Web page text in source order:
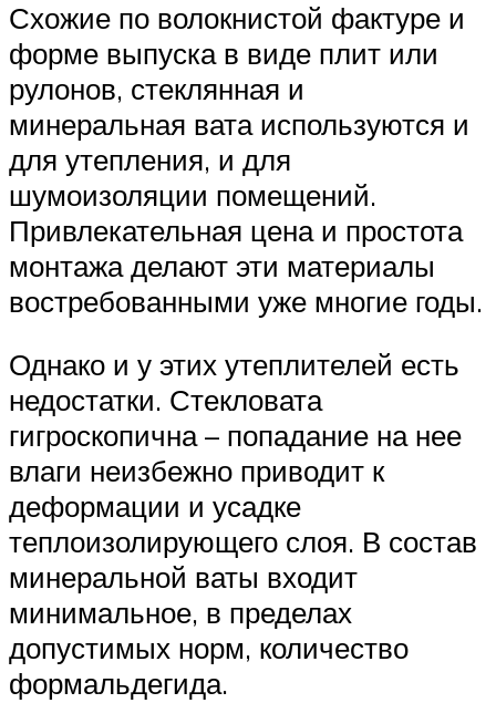
Схожие по волокнистой фактуре и
форме выпуска в виде плит или
рулонов, стеклянная и
минеральная вата используются и
для утепления, и для
шумоизоляции помещений.
Привлекательная цена и простота
монтажа делают эти материалы
востребованными уже многие годы.
Однако и у этих утеплителей есть
недостатки. Стекловата
гигроскопична – попадание на нее
влаги неизбежно приводит к
деформации и усадке
теплоизолирующего слоя. В состав
минеральной ваты входит
минимальное, в пределах
допустимых норм, количество
формальдегида.